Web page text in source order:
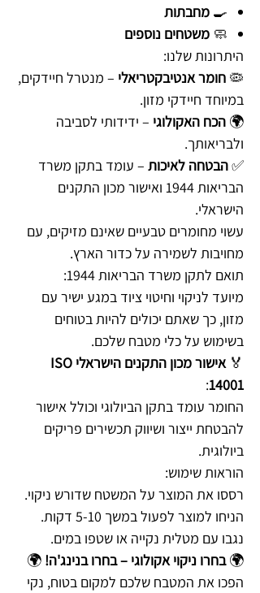
🍳 מחבתות
🧼 משטחים נוספים
היתרונות שלנו:
🦠 חומר אנטיבקטריאלי – מנטרל חיידקים,
במיוחד חיידקי מזון.
🌍 הכח האקולוגי – ידידותי לסביבה
ולבריאותך.
✅הבטחה לאיכות – עומד בתקן משרד
הבריאות 1944 ואישור מכון התקנים
הישראלי.
עשוי מחומרים טבעיים שאינם מזיקים, עם
מחויבות לשמירה על כדור הארץ.
תואם לתקן משרד הבריאות 1944:
מיועד לניקוי וחיטוי ציוד במגע ישיר עם
מזון, כך שאתם יכולים להיות בטוחים
בשימוש על כלי מטבח שלכם.
🏅
אישור מכון התקנים הישראלי ISO
14001
:
החומר עומד בתקן הביולוגי וכולל אישור
להבטחת ייצור ושיווק תכשירים פריקים
ביולוגית.
הוראות שימוש:
רססו את המוצר על המשטח שדורש ניקוי.
הניחו למוצר לפעול במשך 5-10 דקות.
נגבו עם מטלית נקייה או שטפו במים.
🌍בחרו ניקוי אקולוגי – בחרו בנינג'ה! 🌍
הפכו את המטבח שלכם למקום בטוח, נקי